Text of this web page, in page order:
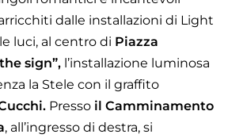
dalle installazioni di Light
luci, al centro di Piazza
sign”, l’installazione luminosa
la Stele con il graffito
Presso il Camminamento
, all’ingresso di destra, si